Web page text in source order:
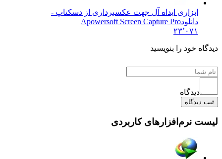
ابزاری ایداه آل جهت عکسبرداری از دسکتاپ -
Apowersoft Screen Capture Pro
۲۳٬۰۷۱
خود را بنویسید
دیدگاه
نرم‌افزارهای کاربردی